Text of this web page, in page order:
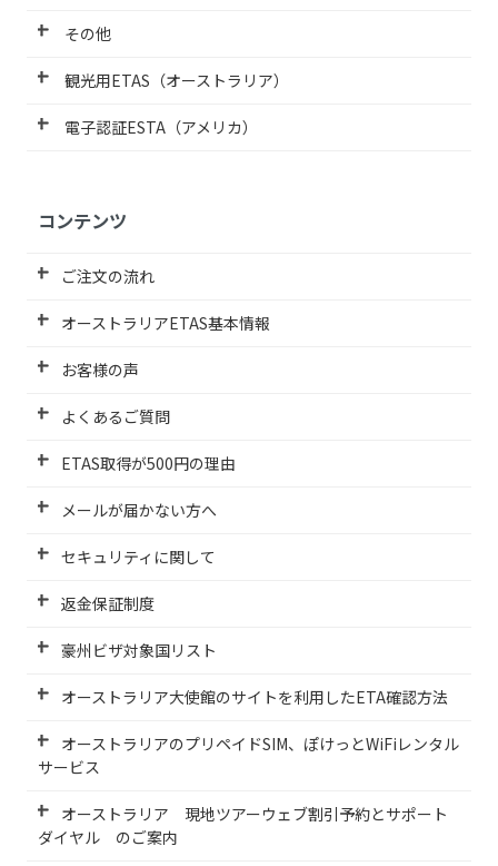
その他
観光用ETAS（オーストラリア）
電子認証ESTA（アメリカ）
コンテンツ
ご注文の流れ
オーストラリアETAS基本情報
お客様の声
よくあるご質問
ETAS取得が500円の理由
メールが届かない方へ
セキュリティに関して
返金保証制度
豪州ビザ対象国リスト
オーストラリア大使館のサイトを利用したETA確認方法
オーストラリアのプリペイドSIM、ぽけっとWiFiレンタル
サービス
オーストラリア 現地ツアーウェブ割引予約とサポート
ダイヤル のご案内